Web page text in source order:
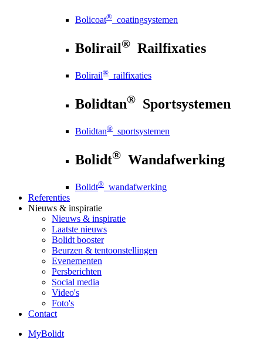
Bolicoat® coatingsystemen
Bolirail® Railfixaties
Bolirail® railfixaties
Bolidtan® Sportsystemen
Bolidtan® sportsystemen
Bolidt® Wandafwerking
Bolidt® wandafwerking
Referenties
Nieuws & inspiratie
Nieuws & inspiratie
Laatste nieuws
Bolidt booster
Beurzen & tentoonstellingen
Evenementen
Persberichten
Social media
Video's
Foto's
Contact
MyBolidt